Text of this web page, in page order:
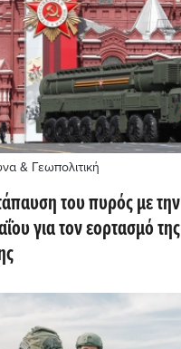
& Γεωπολιτική
του πυρός με την
για τον εορτασμό της